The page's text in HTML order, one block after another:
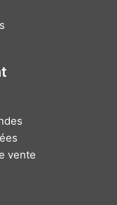
vente